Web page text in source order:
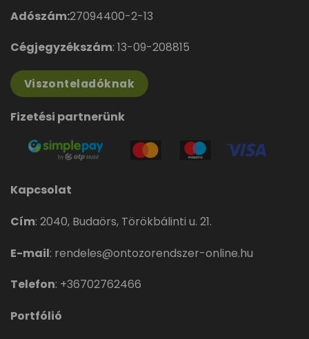
Adószám:27094400-2-13
Cégjegyzékszám: 13-09-208815
Viszonteladóknak
Fizetési partnerünk
Kapcsolat
Cím: 2040, Budaörs, Törökbálinti u. 21.
E-mail: rendeles@ontozorendszer-online.hu
Telefon: +36702762466
Portfólió